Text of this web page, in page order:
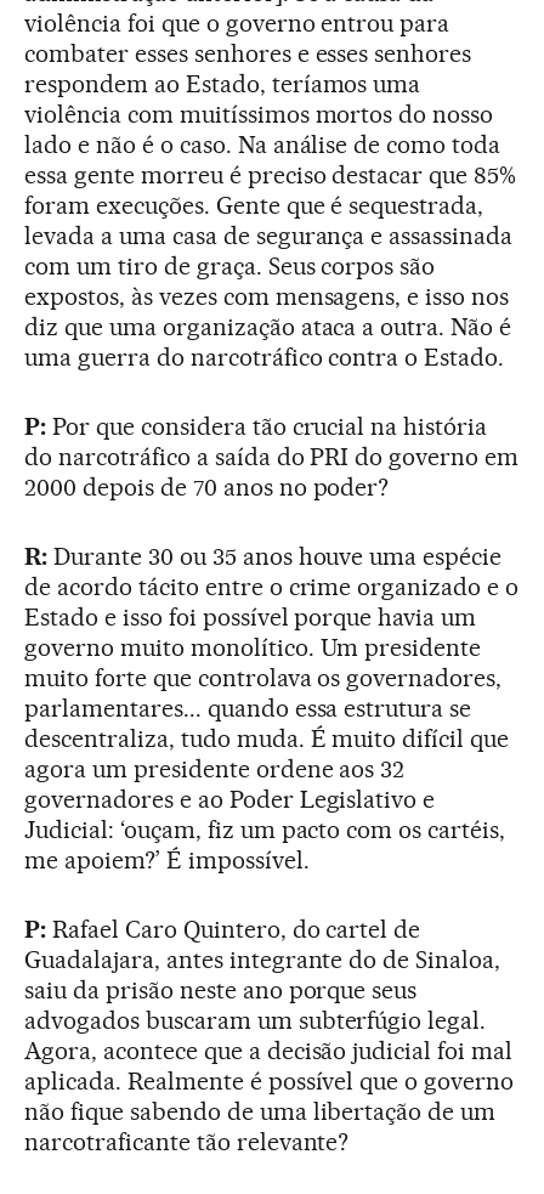
violência foi que o governo entrou para
combater esses senhores e esses senhores
respondem ao Estado, teríamos uma
violência com muitíssimos mortos do nosso
lado e não é o caso. Na análise de como toda
essa gente morreu é preciso destacar que 85%
foram execuções. Gente que é sequestrada,
levada a uma casa de segurança e assassinada
com um tiro de graça. Seus corpos são
expostos, às vezes com mensagens, e isso nos
diz que uma organização ataca a outra. Não é
uma guerra do narcotráfico contra o Estado.
P:Por que considera tão crucial na história
do narcotráfico a saída do PRI do governo em
2000 depois de 70 anos no poder?
R:Durante 30 ou 35 anos houve uma espécie
de acordo tácito entre o crime organizado e o
Estado e isso foi possível porque havia um
governo muito monolítico. Um presidente
muito forte que controlava os governadores,
parlamentares... quando essa estrutura se
descentraliza, tudo muda. É muito difícil que
agora um presidente ordene aos 32
governadores e ao Poder Legislativo e
Judicial: ‘ouçam, fiz um pacto com os cartéis,
me apoiem?’ É impossível.
P:Rafael Caro Quintero, do cartel de
Guadalajara, antes integrante do de Sinaloa,
saiu da prisão neste ano porque seus
advogados buscaram um subterfúgio legal.
Agora, acontece que a decisão judicial foi mal
aplicada. Realmente é possível que o governo
não fique sabendo de uma libertação de um
narcotraficante tão relevante?